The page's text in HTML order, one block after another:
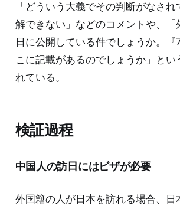
「どういう大義でその判断がなさ
解できない」などのコメントや、
日に公開している件でしょうか。
こに記載があるのでしょうか」とい
れている。
検証過程
中国人の訪日にはビザが必要
外国籍の人が日本を訪れる場合、日